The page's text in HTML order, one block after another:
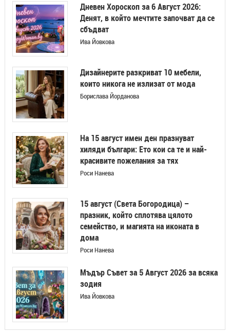
Дневен Хороскоп за 6 Август 2026:
Денят, в който мечтите започват да се
сбъдват
Ива Йовкова
Дизайнерите разкриват 10 мебели,
които никога не излизат от мода
Борислава Йорданова
На 15 август имен ден празнуват
хиляди българи: Ето кои са те и най-
красивите пожелания за тях
Роси Нанева
15 август (Света Богородица) –
празник, който сплотява цялото
семейство, и магията на иконата в
дома
Роси Нанева
Мъдър Съвет за 5 Август 2026 за всяка
зодия
Ива Йовкова